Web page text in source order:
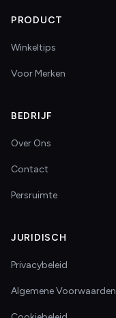
PRODUCT
Winkeltips
Voor Merken
BEDRIJF
Over Ons
Contact
Persruimte
JURIDISCH
Privacybeleid
Algemene Voorwaarden